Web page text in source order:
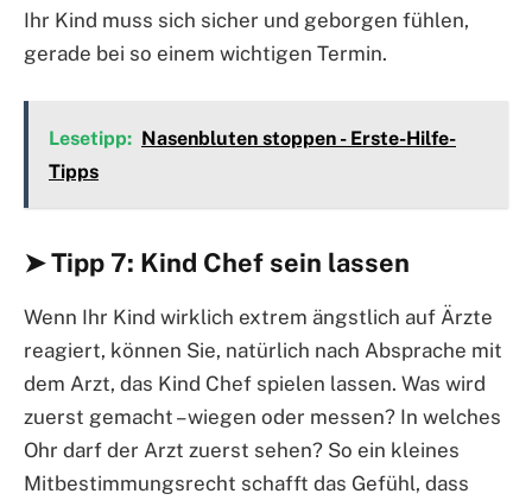
Ihr Kind muss sich sicher und geborgen fühlen,
gerade bei so einem wichtigen Termin.
Lesetipp: Nasenbluten stoppen - Erste-Hilfe-
Tipps
➤ Tipp 7: Kind Chef sein lassen
Wenn Ihr Kind wirklich extrem ängstlich auf Ärzte
reagiert, können Sie, natürlich nach Absprache mit
dem Arzt, das Kind Chef spielen lassen. Was wird
zuerst gemacht – wiegen oder messen? In welches
Ohr darf der Arzt zuerst sehen? So ein kleines
Mitbestimmungsrecht schafft das Gefühl, dass